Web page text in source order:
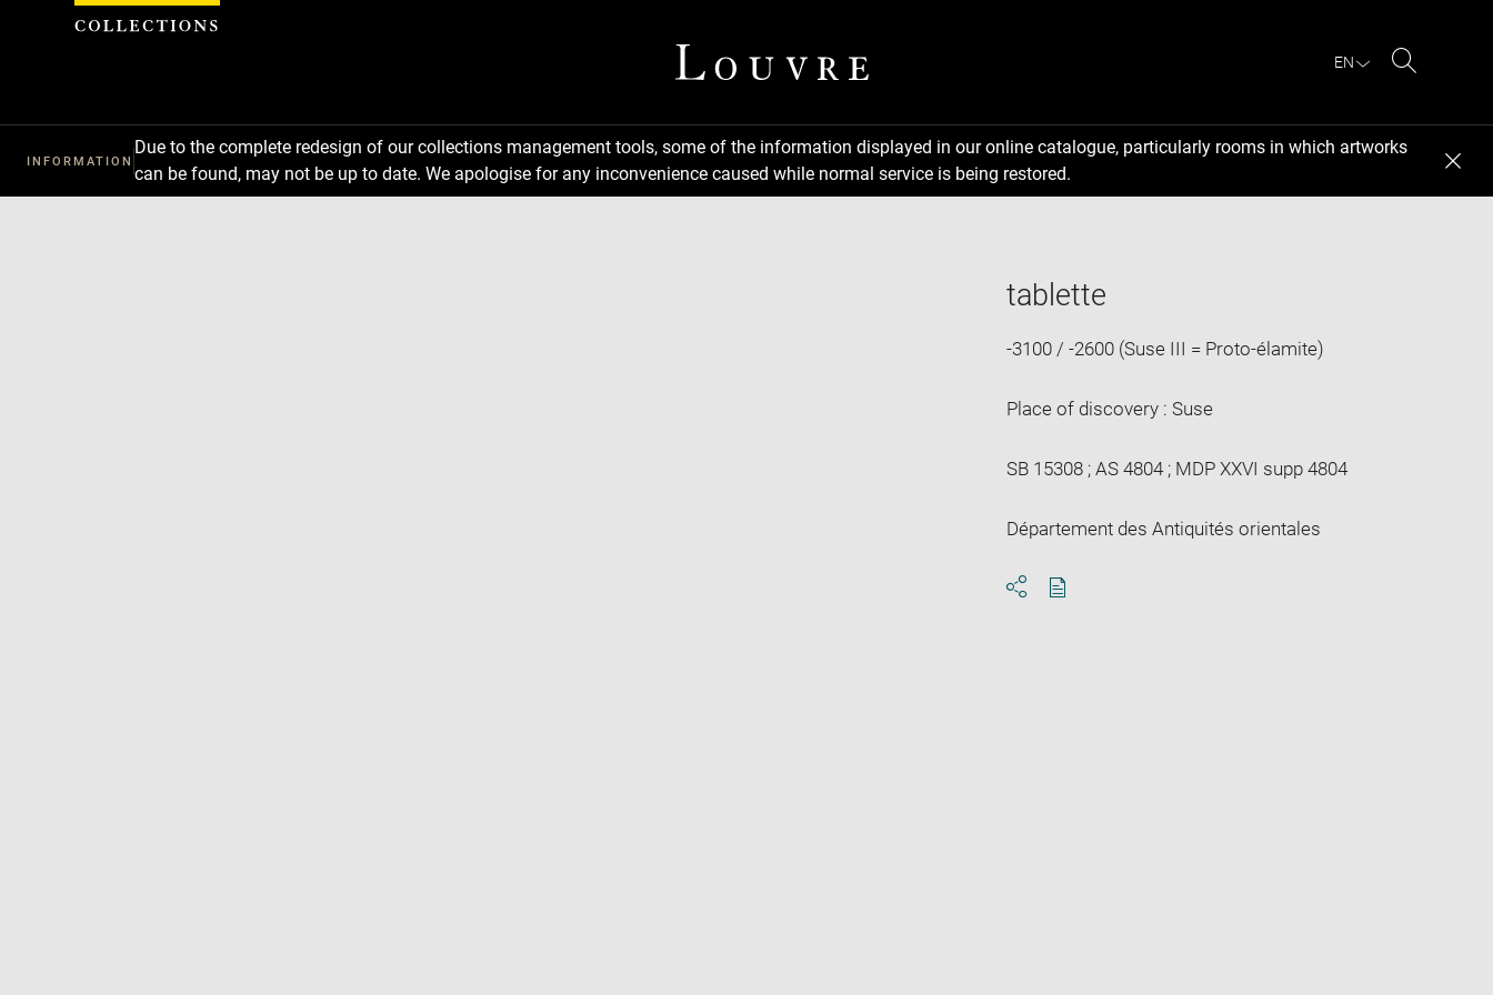
EN
INFORMATION
Due to the complete redesign of our collections management tools, some of the information displayed in our online catalogue, particularly rooms in which artworks
can be found, may not be up to date. We apologise for any inconvenience caused while normal service is being restored.
tablette
-3100 / -2600 (Suse III = Proto-élamite)
Place of discovery : Suse
SB 15308 ; AS 4804 ; MDP XXVI supp 4804
Département des Antiquités orientales
Cookies management panel